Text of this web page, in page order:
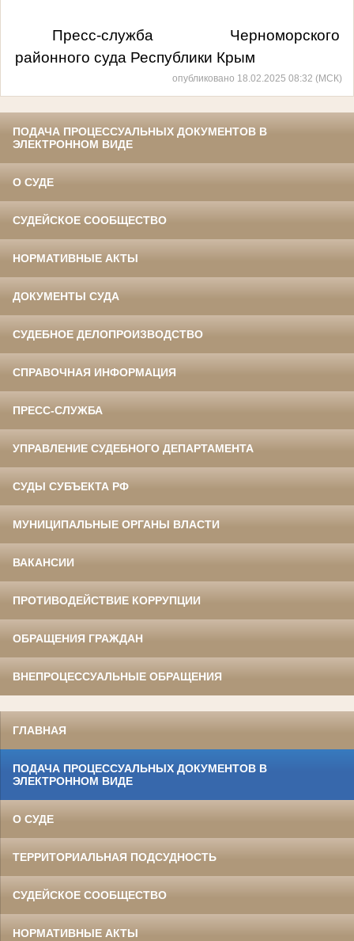
Пресс-служба Черноморского
районного суда Республики Крым
опубликовано 18.02.2025 08:32 (МСК)
ПОДАЧА ПРОЦЕССУАЛЬНЫХ ДОКУМЕНТОВ В
ЭЛЕКТРОННОМ ВИДЕ
О СУДЕ
СУДЕЙСКОЕ СООБЩЕСТВО
НОРМАТИВНЫЕ АКТЫ
ДОКУМЕНТЫ СУДА
СУДЕБНОЕ ДЕЛОПРОИЗВОДСТВО
СПРАВОЧНАЯ ИНФОРМАЦИЯ
ПРЕСС-СЛУЖБА
УПРАВЛЕНИЕ СУДЕБНОГО ДЕПАРТАМЕНТА
СУДЫ СУБЪЕКТА РФ
МУНИЦИПАЛЬНЫЕ ОРГАНЫ ВЛАСТИ
ВАКАНСИИ
ПРОТИВОДЕЙСТВИЕ КОРРУПЦИИ
ОБРАЩЕНИЯ ГРАЖДАН
ВНЕПРОЦЕССУАЛЬНЫЕ ОБРАЩЕНИЯ
ГЛАВНАЯ
ПОДАЧА ПРОЦЕССУАЛЬНЫХ ДОКУМЕНТОВ В
ЭЛЕКТРОННОМ ВИДЕ
О СУДЕ
ТЕРРИТОРИАЛЬНАЯ ПОДСУДНОСТЬ
СУДЕЙСКОЕ СООБЩЕСТВО
НОРМАТИВНЫЕ АКТЫ